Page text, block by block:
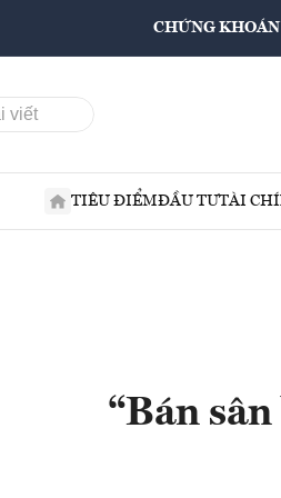
CHỨNG KHOÁN
TIÊU ĐIỂMĐẦU TƯTÀI
“Bán